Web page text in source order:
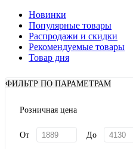
Новинки
Популярные товары
Распродажи и скидки
Рекомендуемые товары
Товар дня
ФИЛЬТР ПО ПАРАМЕТРАМ
Розничная цена
От До